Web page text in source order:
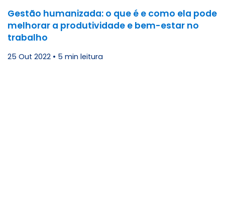
Gestão humanizada: o que é e como ela pode
melhorar a produtividade e bem-estar no
trabalho
25 Out 2022 • 5 min leitura